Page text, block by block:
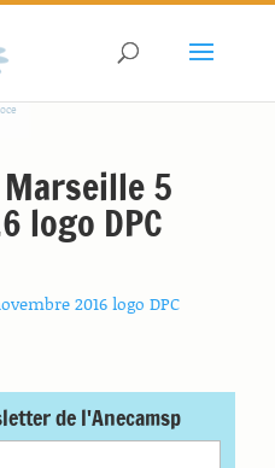
5
logo DPC
2016 logo DPC
de l'Anecamsp